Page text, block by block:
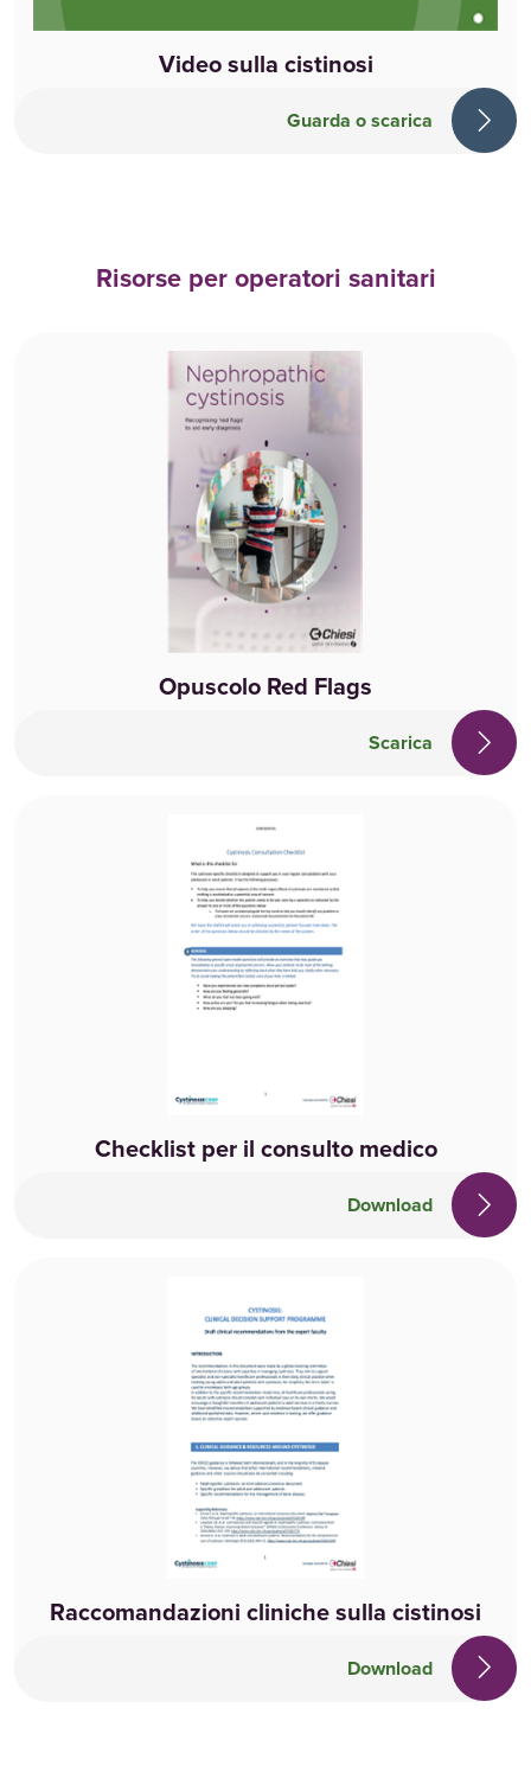
Video sulla cistinosi
Guarda o scarica
Risorse per operatori sanitari
Opuscolo Red Flags
Scarica
Checklist per il consulto medico
Download
Raccomandazioni cliniche sulla cistinosi
Download